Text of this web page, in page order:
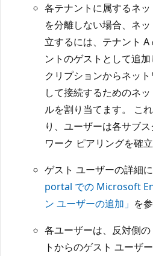
各テナントに属するネ
を分離しない場合、ネ
立するには、テナント
ントのゲストとして追
クリプションからネッ
して接続するためのネ
ルを割り当てます。 こ
り、ユーザーは各サブ
ワーク ピアリングを確立
ゲスト ユーザーの詳細に
portal での Microsoft
ン ユーザーの追加」 を
各ユーザーは、反対側
トからのゲスト ユーザ